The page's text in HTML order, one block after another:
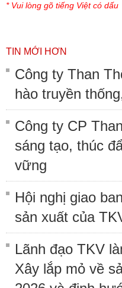
* Vui lòng gõ tiếng Việt có dấu
TIN MỚI HƠN
Công ty Than
hào truyền
Công ty CP
sáng tạo, thúc
vững
Hội nghị giao
sản xuất của
Lãnh đạo TKV
Xây lắp mỏ về